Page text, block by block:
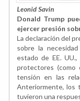
Leonid Savin
Donald Trump
ejercer presión
La declaración del
sobre la
estado de EE.
protectores (como
tensión en las
Anteriormente, los
tuvieron una